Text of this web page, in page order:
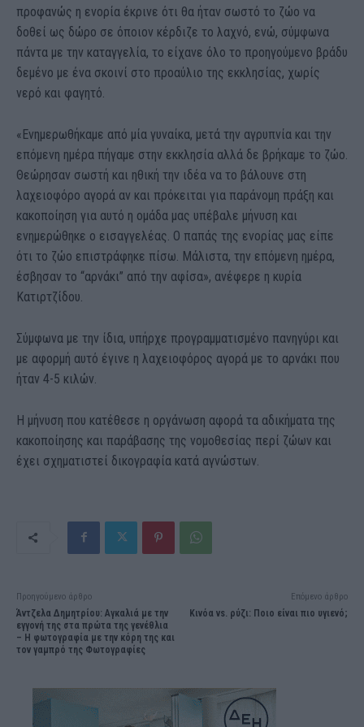
προφανώς η ενορία έκρινε ότι θα ήταν σωστό το ζώο να
δοθεί ως δώρο σε όποιον κέρδιζε το λαχνό, ενώ, σύμφωνα
πάντα με την καταγγελία, το είχανε όλο το προηγούμενο βράδυ
δεμένο με ένα σκοινί στο προαύλιο της εκκλησίας, χωρίς
νερό και φαγητό.
«Ενημερωθήκαμε από μία γυναίκα, μετά την αγρυπνία και την
επόμενη ημέρα πήγαμε στην εκκλησία αλλά δε βρήκαμε το ζώο.
Θεώρησαν σωστή και ηθική την ιδέα να το βάλουνε στη
λαχειοφόρο αγορά αν και πρόκειται για παράνομη πράξη και
κακοποίηση για αυτό η ομάδα μας υπέβαλε μήνυση και
ενημερώθηκε ο εισαγγελέας. Ο παπάς της ενορίας μας είπε
ότι το ζώο επιστράφηκε πίσω. Μάλιστα, την επόμενη ημέρα,
έσβησαν το “αρνάκι” από την αφίσα», ανέφερε η κυρία
Κατιρτζίδου.
Σύμφωνα με την ίδια, υπήρχε προγραμματισμένο πανηγύρι και
με αφορμή αυτό έγινε η λαχειοφόρος αγορά με το αρνάκι που
ήταν 4-5 κιλών.
Η μήνυση που κατέθεσε η οργάνωση αφορά τα αδικήματα της
κακοποίησης και παράβασης της νομοθεσίας περί ζώων και
έχει σχηματιστεί δικογραφία κατά αγνώστων.
Προηγούμενο άρθρο
Άντζελα Δημητρίου: Αγκαλιά με την
εγγονή της στα πρώτα της γενέθλια
– Η φωτογραφία με την κόρη της και
τον γαμπρό της Φωτογραφίες
Επόμενο άρθρο
Κινόα vs. ρύζι: Ποιο είναι πιο υγιενό;